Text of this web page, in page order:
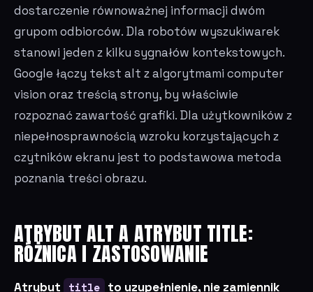
dostarczenie równoważnej informacji dwóm
grupom odbiorców. Dla robotów wyszukiwarek
stanowi jeden z kilku sygnałów kontekstowych.
Google łączy tekst alt z algorytmami computer
vision oraz treścią strony, by właściwie
rozpoznać zawartość grafiki. Dla użytkowników z
niepełnosprawnością wzroku korzystających z
czytników ekranu jest to podstawowa metoda
poznania treści obrazu.
ATRYBUT ALT A ATRYBUT TITLE:
RÓŻNICA I ZASTOSOWANIE
Atrybut title to uzupełnienie, nie zamiennik